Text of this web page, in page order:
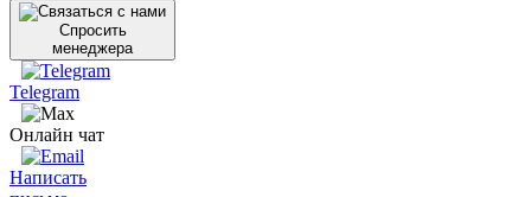
Спросить
менеджера
Telegram
Онлайн чат
Написать